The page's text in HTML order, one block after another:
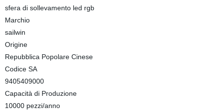
sfera di sollevamento led rgb
Marchio
sailwin
Origine
Repubblica Popolare Cinese
Codice SA
9405409000
Capacità di Produzione
10000 pezzi/anno